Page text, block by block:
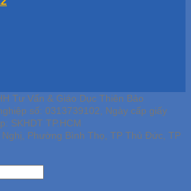
Tư Vấn & Giáo Dục Thiên Bảo
số: 0313739102, Ngày cấp giấy
SKHDT TP.HCM
Phường Bình Thọ, TP Thủ Đức, TP